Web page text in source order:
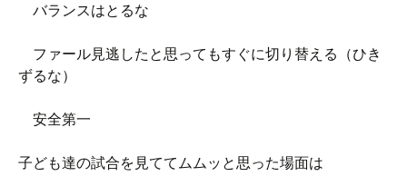
バランスはとるな
ファール見逃したと思ってもすぐに切り替える（ひき
ずるな）
安全第一
子ども達の試合を見ててムムッと思った場面は